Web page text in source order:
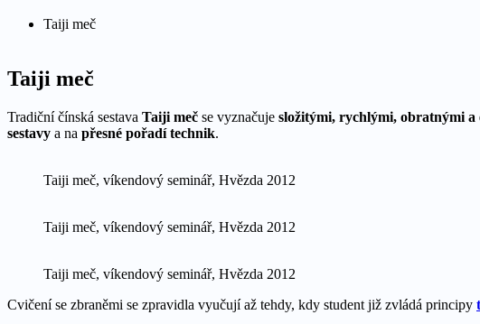
Taiji meč
Taiji meč
Tradiční čínská sestava Taiji meč se vyznačuje složitými, rychlými, obratnými a
sestavy a na přesné pořadí technik.
Taiji meč, víkendový seminář, Hvězda 2012
Taiji meč, víkendový seminář, Hvězda 2012
Taiji meč, víkendový seminář, Hvězda 2012
Cvičení se zbraněmi se zpravidla vyučují až tehdy, kdy student již zvládá principy